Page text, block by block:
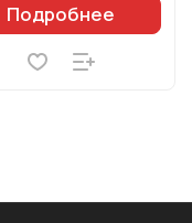
Подробнее